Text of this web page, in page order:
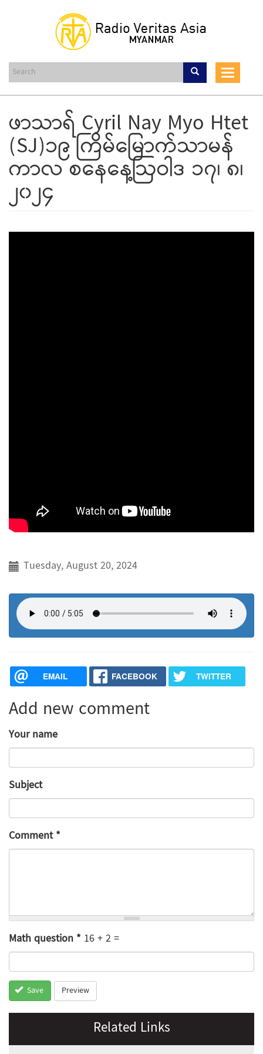
content
Toggle
ဖာသာရ် Cyril Nay Myo Htet
(SJ)၁၉ ကြိမ်မြောက်သာမန်
ကာလ စနေနေ့ဩဝါဒ ၁၇၊ ၈၊
၂၀၂၄
Tuesday, August 20, 2024
EMAIL FACEBOOK TWITTER
Add new comment
Your name
Subject
Comment*
Math question* 16 + 2 =
Save Preview
Related Links